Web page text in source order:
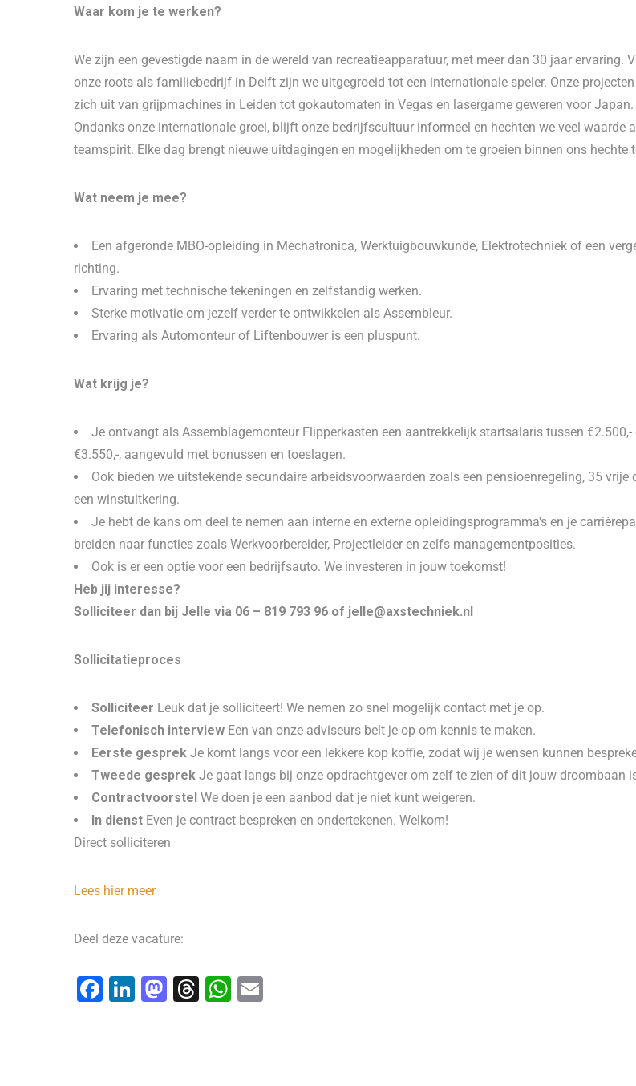
Waar kom je te werken?
We zijn een gevestigde naam in de wereld van recreatieapparatuur, met meer dan 30 jaar ervaring.
onze roots als familiebedrijf in Delft zijn we uitgegroeid tot een internationale speler. Onze
zich uit van grijpmachines in Leiden tot gokautomaten in Vegas en lasergame geweren voor Japan.
Ondanks onze internationale groei, blijft onze bedrijfscultuur informeel en hechten we veel waarde
teamspirit. Elke dag brengt nieuwe uitdagingen en mogelijkheden om te groeien binnen ons hechte
Wat neem je mee?
Een afgeronde MBO-opleiding in Mechatronica, Werktuigbouwkunde, Elektrotechniek of een
richting.
Ervaring met technische tekeningen en zelfstandig werken.
Sterke motivatie om jezelf verder te ontwikkelen als Assembleur.
Ervaring als Automonteur of Liftenbouwer is een pluspunt.
Wat krijg je?
Je ontvangt als Assemblagemonteur Flipperkasten een aantrekkelijk startsalaris tussen €2.500,-
€3.550,-, aangevuld met bonussen en toeslagen.
Ook bieden we uitstekende secundaire arbeidsvoorwaarden zoals een pensioenregeling, 35 vrije
een winstuitkering.
Je hebt de kans om deel te nemen aan interne en externe opleidingsprogramma's en je
breiden naar functies zoals Werkvoorbereider, Projectleider en zelfs managementposities.
Ook is er een optie voor een bedrijfsauto. We investeren in jouw toekomst!
Heb jij interesse?
Solliciteer dan bij Jelle via 06 – 819 793 96 of jelle@axstechniek.nl
Sollicitatie­proces
Solliciteer Leuk dat je solliciteert! We nemen zo snel mogelijk contact met je op.
Telefonisch interview Een van onze adviseurs belt je op om kennis te maken.
Eerste gesprek Je komt langs voor een lekkere kop koffie, zodat wij je wensen kunnen
Tweede gesprek Je gaat langs bij onze opdrachtgever om zelf te zien of dit jouw droombaan
Contractvoorstel We doen je een aanbod dat je niet kunt weigeren.
In dienst Even je contract bespreken en ondertekenen. Welkom!
Direct solliciteren
Lees hier meer
Deel deze vacature:
F
Li
M T
W